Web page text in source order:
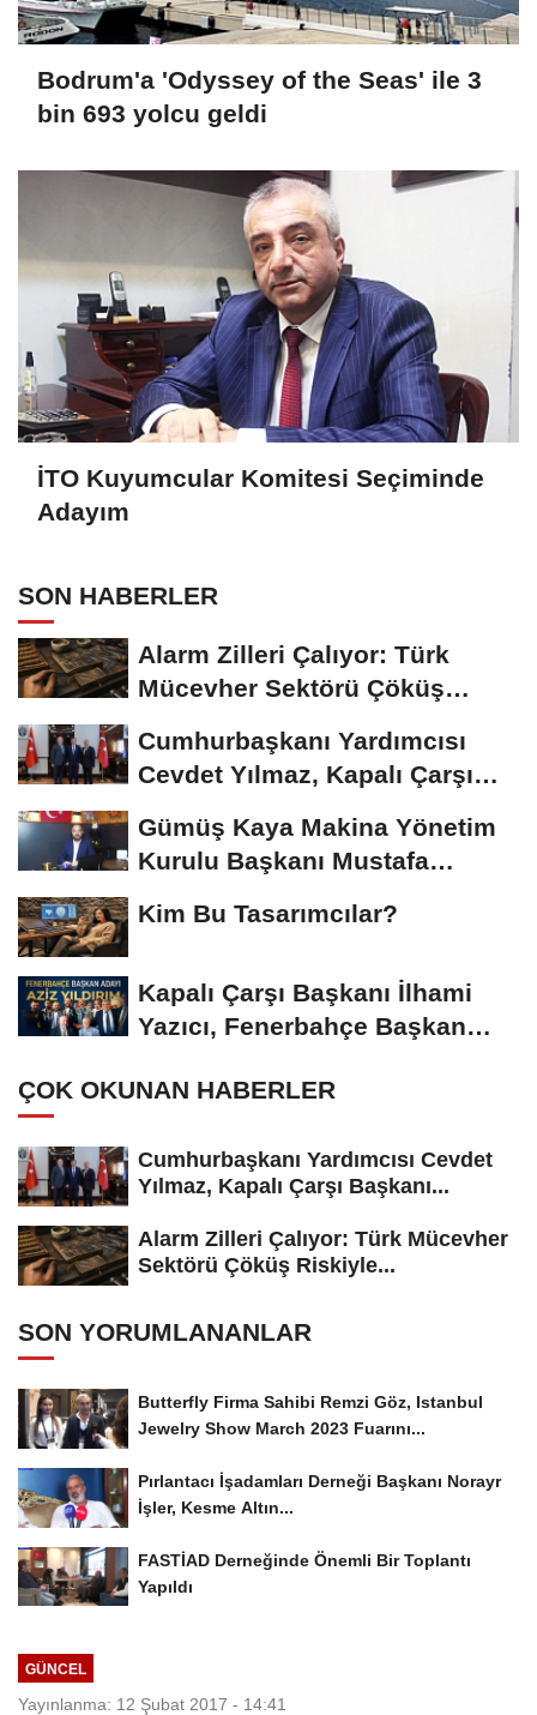
Bodrum'a 'Odyssey of the Seas' ile 3
bin 693 yolcu geldi
İTO Kuyumcular Komitesi Seçiminde
Adayım
SON HABERLER
Alarm Zilleri Çalıyor: Türk
Mücevher Sektörü Çöküş
Cumhurbaşkanı Yardımcısı
Cevdet Yılmaz, Kapalı Çarşı
Gümüş Kaya Makina Yönetim
Kurulu Başkanı Mustafa
Kim Bu Tasarımcılar?
Kapalı Çarşı Başkanı İlhami
Yazıcı, Fenerbahçe Başkan
ÇOK OKUNAN HABERLER
Cumhurbaşkanı Yardımcısı Cevdet
Yılmaz, Kapalı Çarşı Başkanı...
Alarm Zilleri Çalıyor: Türk Mücevher
Sektörü Çöküş Riskiyle...
SON YORUMLANANLAR
Butterfly Firma Sahibi Remzi Göz, Istanbul
Jewelry Show March 2023 Fuarını...
Pırlantacı İşadamları Derneği Başkanı Norayr
İşler, Kesme Altın...
FASTİAD Derneğinde Önemli Bir Toplantı
Yapıldı
GÜNCEL
Yayınlanma: 12 Şubat 2017 - 14:41